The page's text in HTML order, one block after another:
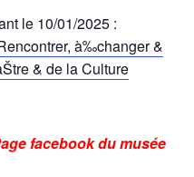
le 10/01/2025 :
à‰changer &
& de la Culture
facebook du musée